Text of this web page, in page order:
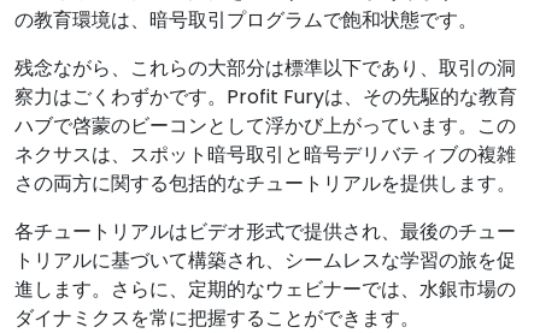
の教育環境は、暗号取引プログラムで飽和状態です。
残念ながら、これらの大部分は標準以下であり、取引の洞
察力はごくわずかです。Profit Furyは、その先駆的な教育
ハブで啓蒙のビーコンとして浮かび上がっています。この
ネクサスは、スポット暗号取引と暗号デリバティブの複雑
さの両方に関する包括的なチュートリアルを提供します。
各チュートリアルはビデオ形式で提供され、最後のチュー
トリアルに基づいて構築され、シームレスな学習の旅を促
進します。さらに、定期的なウェビナーでは、水銀市場の
ダイナミクスを常に把握することができます。